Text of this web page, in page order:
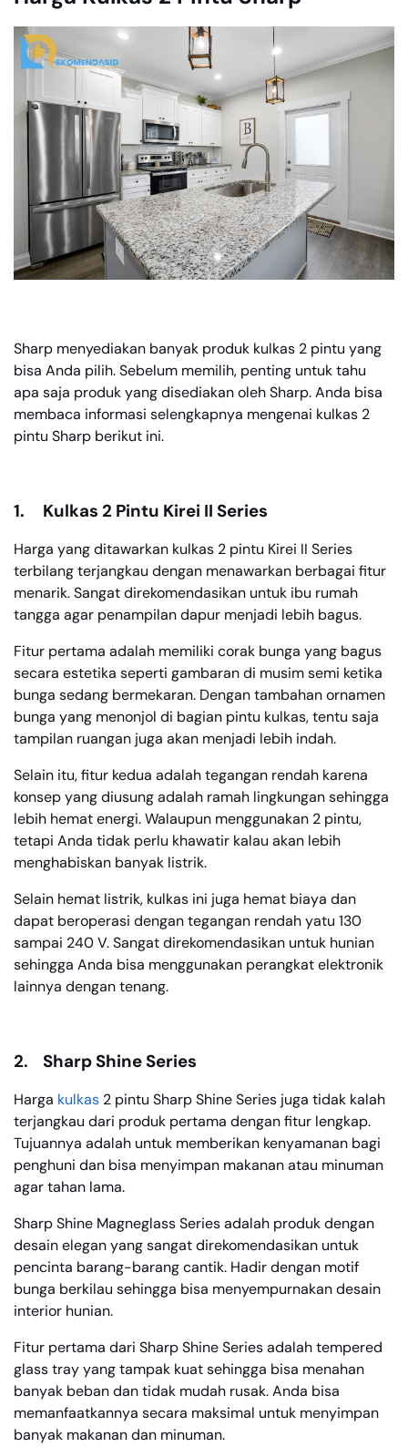
Sharp menyediakan banyak produk kulkas 2 pintu yang
bisa Anda pilih. Sebelum memilih, penting untuk tahu
apa saja produk yang disediakan oleh Sharp. Anda bisa
membaca informasi selengkapnya mengenai kulkas 2
pintu Sharp berikut ini.
1. Kulkas 2 Pintu Kirei II Series
Harga yang ditawarkan kulkas 2 pintu Kirei II Series
terbilang terjangkau dengan menawarkan berbagai fitur
menarik. Sangat direkomendasikan untuk ibu rumah
tangga agar penampilan dapur menjadi lebih bagus.
Fitur pertama adalah memiliki corak bunga yang bagus
secara estetika seperti gambaran di musim semi ketika
bunga sedang bermekaran. Dengan tambahan ornamen
bunga yang menonjol di bagian pintu kulkas, tentu saja
tampilan ruangan juga akan menjadi lebih indah.
Selain itu, fitur kedua adalah tegangan rendah karena
konsep yang diusung adalah ramah lingkungan sehingga
lebih hemat energi. Walaupun menggunakan 2 pintu,
tetapi Anda tidak perlu khawatir kalau akan lebih
menghabiskan banyak listrik.
Selain hemat listrik, kulkas ini juga hemat biaya dan
dapat beroperasi dengan tegangan rendah yatu 130
sampai 240 V. Sangat direkomendasikan untuk hunian
sehingga Anda bisa menggunakan perangkat elektronik
lainnya dengan tenang.
2. Sharp Shine Series
Harga kulkas 2 pintu Sharp Shine Series juga tidak kalah
terjangkau dari produk pertama dengan fitur lengkap.
Tujuannya adalah untuk memberikan kenyamanan bagi
penghuni dan bisa menyimpan makanan atau minuman
agar tahan lama.
Sharp Shine Magneglass Series adalah produk dengan
desain elegan yang sangat direkomendasikan untuk
pencinta barang-barang cantik. Hadir dengan motif
bunga berkilau sehingga bisa menyempurnakan desain
interior hunian.
Fitur pertama dari Sharp Shine Series adalah tempered
glass tray yang tampak kuat sehingga bisa menahan
banyak beban dan tidak mudah rusak. Anda bisa
memanfaatkannya secara maksimal untuk menyimpan
banyak makanan dan minuman.